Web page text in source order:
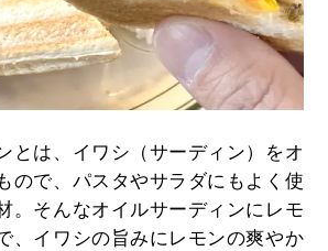
とは、イワシ（サーディン）をオ
ので、パスタやサラダにもよく使
。そんなオイルサーディンにレモ
、イワシの旨みにレモンの爽やか